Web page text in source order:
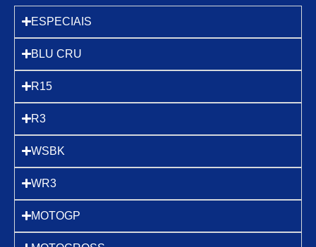
ESPECIAIS
BLU CRU
R15
R3
WSBK
WR3
MOTOGP